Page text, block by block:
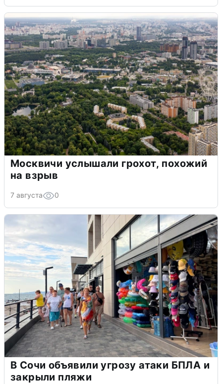
Москвичи услышали грохот, похожий
на взрыв
7 августа 0
В Сочи объявили угрозу атаки БПЛА и
закрыли пляжи